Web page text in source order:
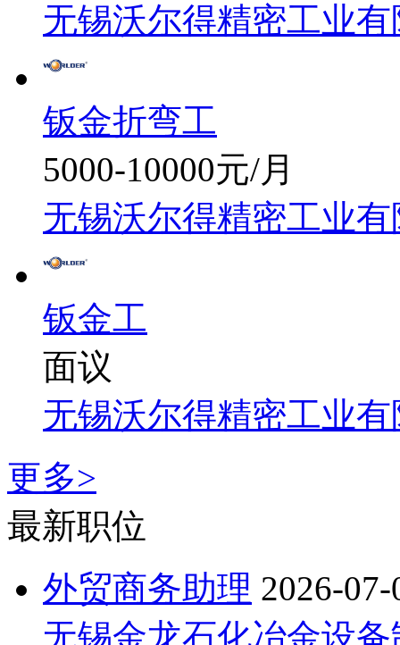
无锡沃尔得精密工业
钣金折弯工
5000-10000元/月
无锡沃尔得精密工业
钣金工
面议
无锡沃尔得精密工业
更多>
最新职位
外贸商务助理 2026-07-
无锡金龙石化冶金设